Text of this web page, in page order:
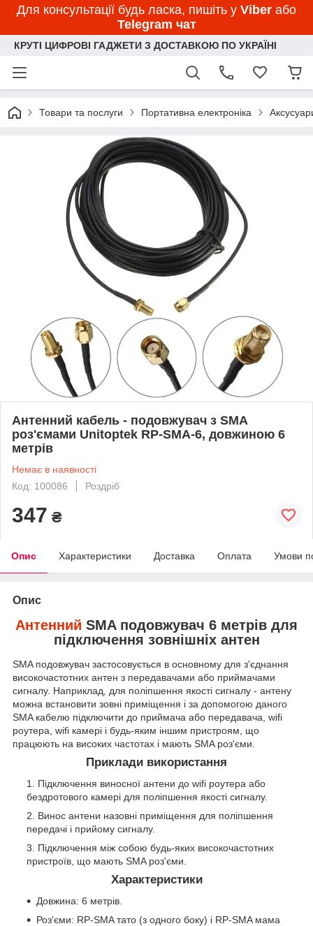
Для консультації будь ласка, пишіть у Viber або
Telegram чат
КРУТІ ЦИФРОВІ ГАДЖЕТИ З ДОСТАВКОЮ ПО УКРАЇНІ
Товари та послуги Портативна електроніка
Антенний кабель - подовжувач з SMA
роз'ємами Unitoptek RP-SMA-6, довжиною 6
метрів
Немає в наявності
Код: 100086
Роздріб
347 ₴
Опис Характеристики Доставка Оплата Умови
Опис
Антенний SMA подовжувач 6 метрів для
підключення зовнішніх антен
SMA подовжувач застосовується в основному для з'єднання
високочастотних антен з передавачами або приймачами
сигналу. Наприклад, для поліпшення якості сигналу - антену
можна встановити зовні приміщення і за допомогою даного
SMA кабелю підключити до приймача або передавача, wifi
роутера, wifi камері і будь-яким іншим пристроям, що
працюють на високих частотах і мають SMA роз'єми.
Приклади використання
Підключення виносної антени до wifi роутера або
бездротового камері для поліпшення якості сигналу.
Винос антени назовні приміщення для поліпшення
передачі і прийому сигналу.
Підключення між собою будь-яких високочастотних
пристроїв, що мають SMA роз'єми.
Характеристики
Довжина: 6 метрів.
Роз'єми: RP-SMA тато (з одного боку) і RP-SMA мама